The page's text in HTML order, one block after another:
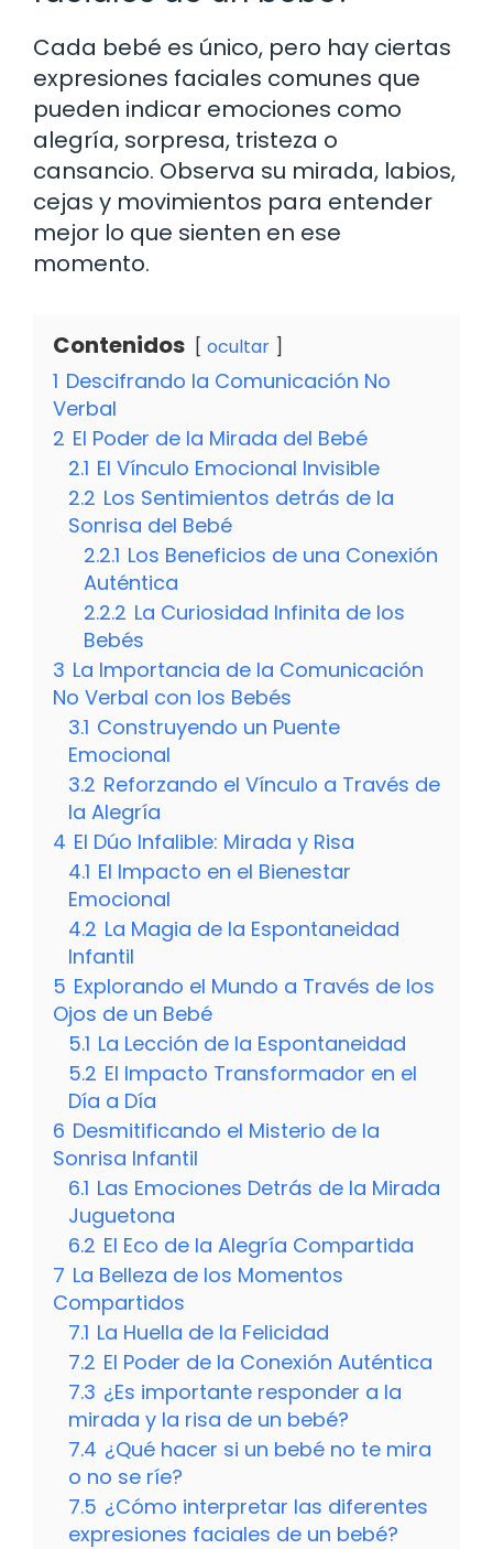
Cada bebé es único, pero hay ciertas
expresiones faciales comunes que
pueden indicar emociones como
alegría, sorpresa, tristeza o
cansancio. Observa su mirada, labios,
cejas y movimientos para entender
mejor lo que sienten en ese
momento.
Contenidos ocultar
1 Descifrando la Comunicación No
Verbal
2 El Poder de la Mirada del Bebé
2.1 El Vínculo Emocional Invisible
2.2 Los Sentimientos detrás de la
Sonrisa del Bebé
2.2.1 Los Beneficios de una Conexión
Auténtica
2.2.2 La Curiosidad Infinita de los
Bebés
3 La Importancia de la Comunicación
No Verbal con los Bebés
3.1 Construyendo un Puente
Emocional
3.2 Reforzando el Vínculo a Través de
la Alegría
4 El Dúo Infalible: Mirada y Risa
4.1 El Impacto en el Bienestar
Emocional
4.2 La Magia de la Espontaneidad
Infantil
5 Explorando el Mundo a Través de los
Ojos de un Bebé
5.1 La Lección de la Espontaneidad
5.2 El Impacto Transformador en el
Día a Día
6 Desmitificando el Misterio de la
Sonrisa Infantil
6.1 Las Emociones Detrás de la Mirada
Juguetona
6.2 El Eco de la Alegría Compartida
7 La Belleza de los Momentos
Compartidos
7.1 La Huella de la Felicidad
7.2 El Poder de la Conexión Auténtica
7.3 ¿Es importante responder a la
mirada y la risa de un bebé?
7.4 ¿Qué hacer si un bebé no te mira
o no se ríe?
7.5 ¿Cómo interpretar las diferentes
expresiones faciales de un bebé?